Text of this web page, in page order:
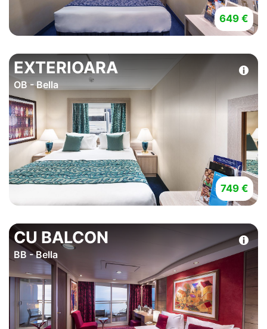
649 €
EXTERIOARA
OB - Bella
749 €
CU BALCON
BB - Bella